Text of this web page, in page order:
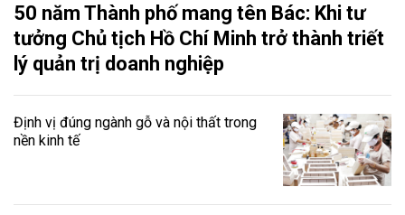
50 năm Thành phố mang tên Bác: Khi tư
tưởng Chủ tịch Hồ Chí Minh trở thành triết
lý quản trị doanh nghiệp
Định vị đúng ngành gỗ và nội thất trong
nền kinh tế